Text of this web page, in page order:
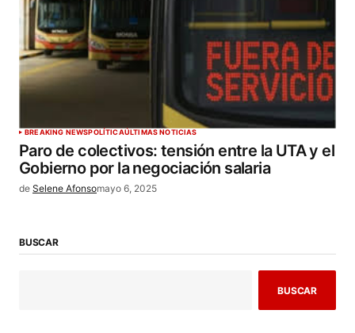
BREAKING NEWSPOLÍTICAÚLTIMAS NOTICIAS
Paro de colectivos: tensión entre la UTA y el
Gobierno por la negociación salaria
de Selene Afonsomayo 6, 2025
BUSCAR
BUSCAR